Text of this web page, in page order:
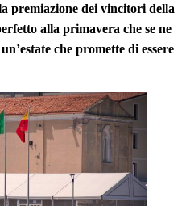
premiazione dei vincitori della
alla primavera che se ne
che promette di essere